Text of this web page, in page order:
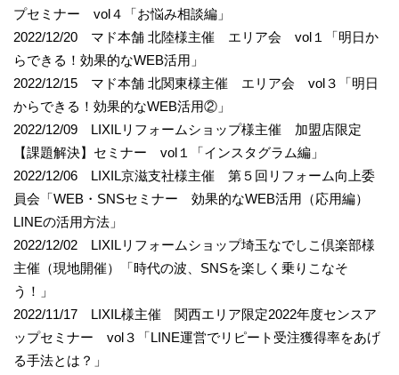
プセミナー vol４「お悩み相談編」
2022/12/20 マド本舗 北陸様主催 エリア会 vol１「明日か
らできる！効果的なWEB活用」
2022/12/15 マド本舗 北関東様主催 エリア会 vol３「明日
からできる！効果的なWEB活用②」
2022/12/09 LIXILリフォームショップ様主催 加盟店限定
【課題解決】セミナー vol１「インスタグラム編」
2022/12/06 LIXIL京滋支社様主催 第５回リフォーム向上委
員会「WEB・SNSセミナー 効果的なWEB活用（応用編）
LINEの活用方法」
2022/12/02 LIXILリフォームショップ埼玉なでしこ倶楽部様
主催（現地開催）「時代の波、SNSを楽しく乗りこなそ
う！」
2022/11/17 LIXIL様主催 関西エリア限定2022年度センスア
ップセミナー vol３「LINE運営でリピート受注獲得率をあげ
る手法とは？」